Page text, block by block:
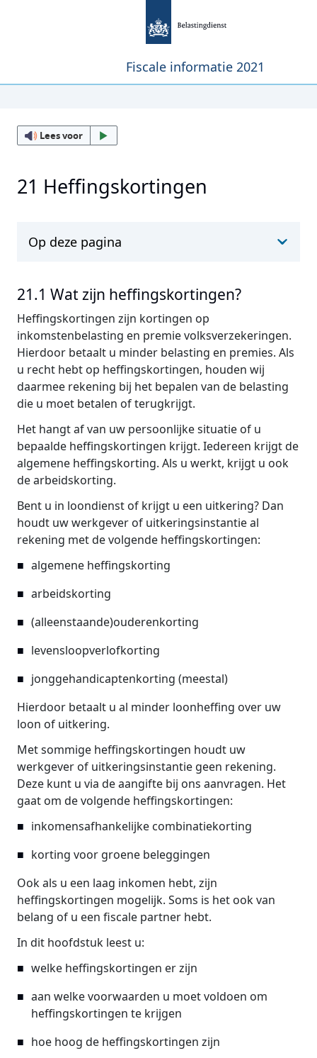
Fiscale informatie 2021
Lees voor
21 Heffingskortingen
Op deze pagina
21.1 Wat zijn heffingskortingen?
Heffingskortingen zijn kortingen op
inkomstenbelasting en premie volksverzekeringen.
Hierdoor betaalt u minder belasting en premies. Als
u recht hebt op heffingskortingen, houden wij
daarmee rekening bij het bepalen van de belasting
die u moet betalen of terugkrijgt.
Het hangt af van uw persoonlijke situatie of u
bepaalde heffingskortingen krijgt. Iedereen krijgt de
algemene heffingskorting. Als u werkt, krijgt u ook
de arbeidskorting.
Bent u in loondienst of krijgt u een uitkering? Dan
houdt uw werkgever of uitkeringsinstantie al
rekening met de volgende heffingskortingen:
algemene heffingskorting
arbeidskorting
(alleenstaande)ouderenkorting
levensloopverlofkorting
jonggehandicaptenkorting (meestal)
Hierdoor betaalt u al minder loonheffing over uw
loon of uitkering.
Met sommige heffingskortingen houdt uw
werkgever of uitkeringsinstantie geen rekening.
Deze kunt u via de aangifte bij ons aanvragen. Het
gaat om de volgende heffingskortingen:
inkomensafhankelijke combinatiekorting
korting voor groene beleggingen
Ook als u een laag inkomen hebt, zijn
heffingskortingen mogelijk. Soms is het ook van
belang of u een fiscale partner hebt.
In dit hoofdstuk leest u:
welke heffingskortingen er zijn
aan welke voorwaarden u moet voldoen om
heffingskortingen te krijgen
hoe hoog de heffingskortingen zijn